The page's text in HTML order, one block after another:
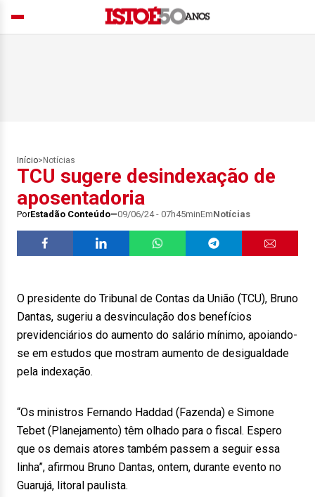
Início> Notícias
TCU sugere desindexação de
aposentadoria
PorEstadão Conteúdo 09/06/24 - 07h45minEmNotícias
O presidente do Tribunal de Contas da União (TCU), Bruno
Dantas, sugeriu a desvinculação dos benefícios
previdenciários do aumento do salário mínimo, apoiando-
se em estudos que mostram aumento de desigualdade
pela indexação.
“Os ministros Fernando Haddad (Fazenda) e Simone
Tebet (Planejamento) têm olhado para o fiscal. Espero
que os demais atores também passem a seguir essa
linha”, afirmou Bruno Dantas, ontem, durante evento no
Guarujá, litoral paulista.